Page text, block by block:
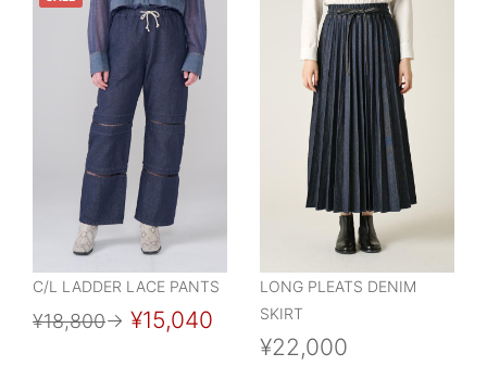
C/L LADDER LACE PANTS
¥18,800→ ¥15,040
LONG PLEATS DENIM
SKIRT
¥22,000